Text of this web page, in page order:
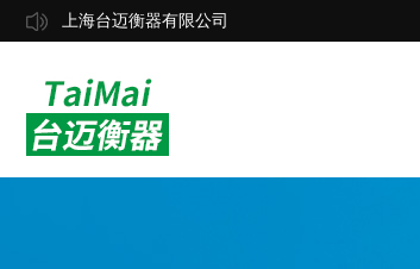
上海台迈衡器有限公司